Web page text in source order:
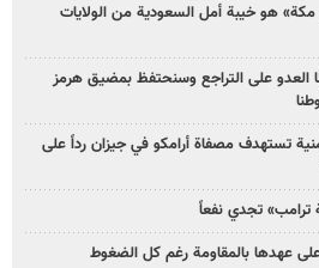
هو خيبة أمل السعودية من الولايات
العدو على التراجع وسنحتفظ بمضيق هرمز
تستهدف مصفاة أرامكو في جيزان رداً على
تجدي نفعاً
على عهدها بالمقاومة رغم كل الضغوط